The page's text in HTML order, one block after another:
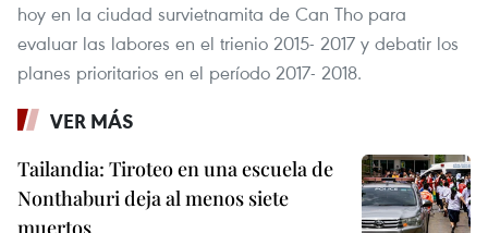
hoy en la ciudad survietnamita de Can Tho para
evaluar las labores en el trienio 2015- 2017 y debatir los
planes prioritarios en el período 2017- 2018.
VER MÁS
Tailandia: Tiroteo en una escuela de
Nonthaburi deja al menos siete